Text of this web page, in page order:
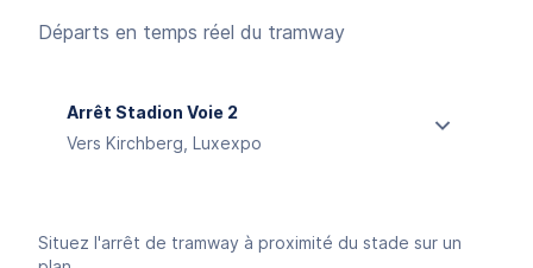
Départs en temps réel du tramway
Arrêt Stadion Voie 2
Vers Kirchberg, Luxexpo
Situez l'arrêt de tramway à proximité du stade sur un